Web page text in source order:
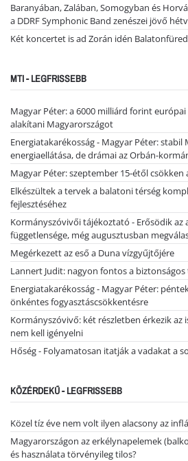
Baranyában, Zalában, Somogyban és
a DDRF Symphonic Band zenészei jövő
Két koncertet is ad Zorán idén
MTI - LEGFRISSEBB
Magyar Péter: a 6000 milliárd forint
alakítani Magyarországot
Energiatakarékosság - Magyar Péter: stabil
energiaellátása, de drámai az Orbán-
Magyar Péter: szeptember 15-étől csökken
Elkészültek a tervek a balatoni térség
fejlesztéséhez
Kormányszóvivői tájékoztató - Erősödik az
függetlensége, még augusztusban
Megérkezett az eső a Duna vízgyűjtőjére
Lannert Judit: nagyon fontos a
Energiatakarékosság - Magyar Péter:
önkéntes fogyasztáscsökkentésre
Kormányszóvivő: két részletben érkezik az
nem kell igényelni
Hőség - Folyamatosan itatják a vadakat a
KÖZÉRDEKŰ - LEGFRISSEBB
Közel tíz éve nem volt ilyen alacsony az
Magyarországon az erkélynapelemek
és használata törvényileg tilos?